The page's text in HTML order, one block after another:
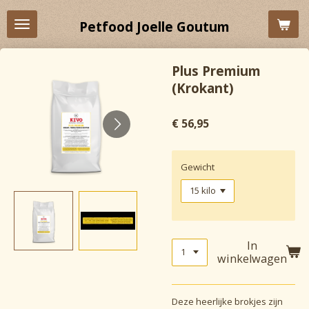
Ga
direct
Petfood Joelle Goutum
Plus Premium
(Krokant)
€ 56,95
Gewicht
In
winkelwagen
Deze heerlijke brokjes zijn